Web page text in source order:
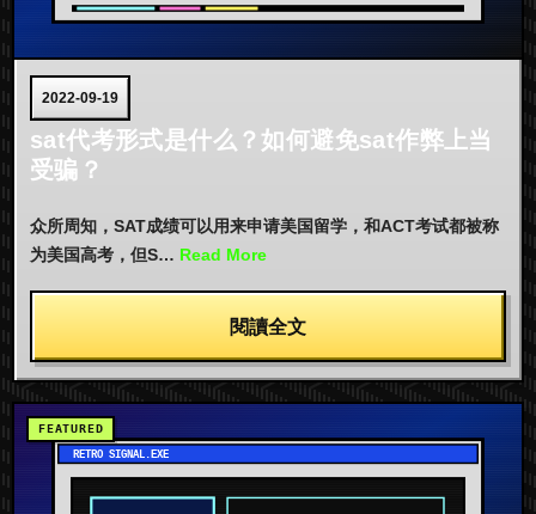
2022-09-19
sat代考形式是什么？如何避免sat作弊上当
受骗？
众所周知，SAT成绩可以用来申请美国留学，和ACT考试都被称
为美国高考，但S… Read More
閱讀全文